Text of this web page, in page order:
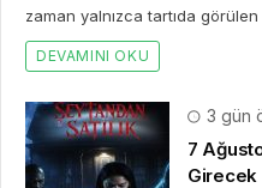
zaman yalnızca tartıda
DEVAMINI OKU
3 gün
7
Girecek